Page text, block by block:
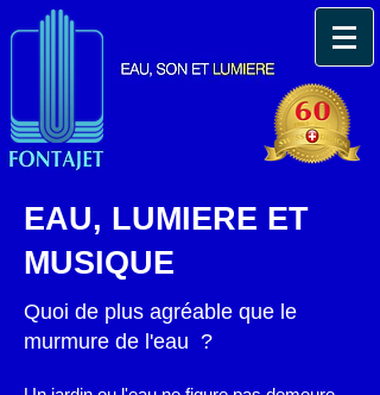
EAU, LUMIERE ET
MUSIQUE
Quoi de plus agréable que le
murmure de l'eau ?